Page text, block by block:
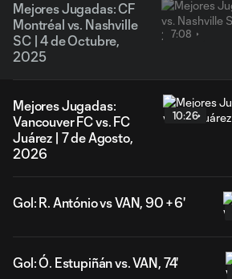
Mejores Jugadas: CF
Montréal vs. Nashville
SC | 4 de Octubre,
2025
7:08
Mejores Jugadas:
Vancouver FC vs. FC
Juárez | 7 de Agosto,
2026
10:26
Gol: R. António vs VAN, 90 + 6'
Gol: Ó. Estupiñán vs. VAN, 74'